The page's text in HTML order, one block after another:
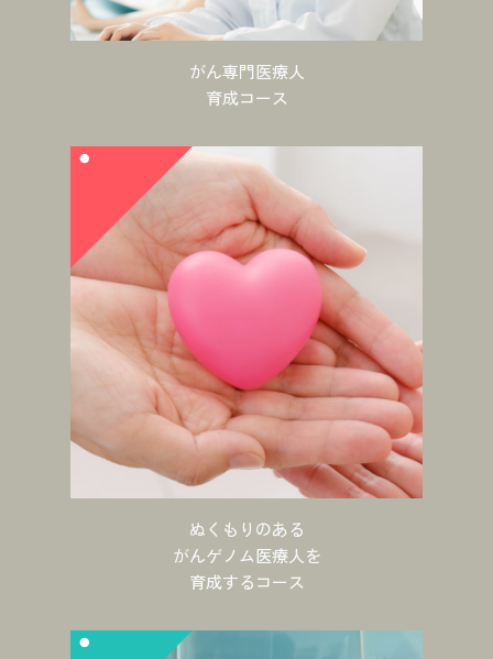
がん専門医療人
育成コース
ぬくもりのある
がんゲノム医療人を
育成するコース